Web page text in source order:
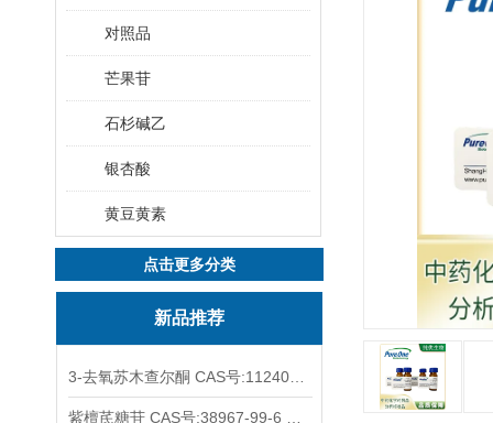
对照品
芒果苷
石杉碱乙
银杏酸
黄豆黄素
点击更多分类
新品推荐